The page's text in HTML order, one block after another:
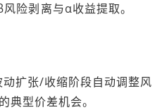
险剥离与α收益提取。
扩张/收缩阶段自动调整风
型价差机会。